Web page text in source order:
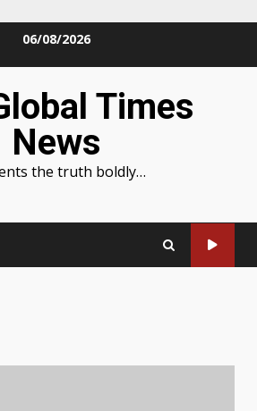
06/08/2026
Times
News
the truth boldly…